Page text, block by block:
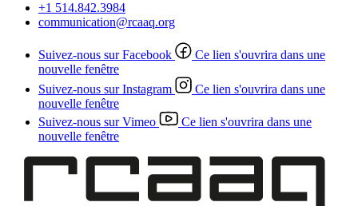
+1 514.842.3984
communication@rcaaq.org
Suivez-nous sur Facebook
Ce lien s'ouvrira dans une
nouvelle fenêtre
Suivez-nous sur Instagram
Ce lien s'ouvrira dans une
nouvelle fenêtre
Suivez-nous sur Vimeo
Ce lien s'ouvrira dans une
nouvelle fenêtre